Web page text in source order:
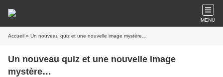
MENU
Accueil » Un nouveau quiz et une nouvelle image mystère…
Un nouveau quiz et une nouvelle image
mystère…